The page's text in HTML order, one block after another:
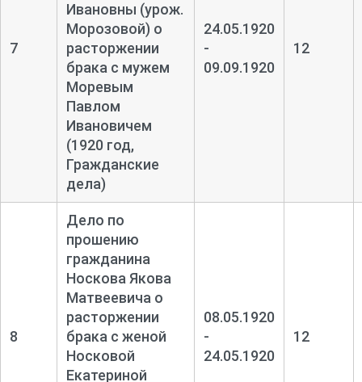
7
Ивановны (урож.
Морозовой) о
расторжении
брака с мужем
Моревым
Павлом
Ивановичем
(1920 год,
Гражданские
дела)
24.05.1920
-
09.09.1920
12
8
Дело по
прошению
гражданина
Носкова Якова
Матвеевича о
расторжении
брака с женой
Носковой
Екатериной
08.05.1920
-
24.05.1920
12